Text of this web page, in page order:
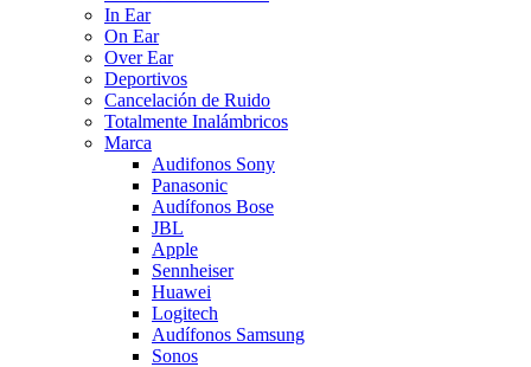
In Ear
On Ear
Over Ear
Deportivos
Cancelación de Ruido
Totalmente Inalámbricos
Marca
Audifonos Sony
Panasonic
Audífonos Bose
JBL
Apple
Sennheiser
Huawei
Logitech
Audífonos Samsung
Sonos